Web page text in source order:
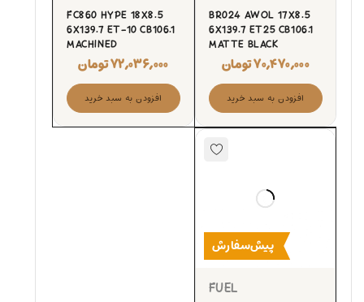
BR024 AWOL 17X8.5
6X139.7 ET25 CB106.1
MATTE BLACK
۷۰,۴۷۰,۰۰۰تومان
افزودن به سبد خرید
FC860 HYPE 18X8.5
6X139.7 ET-10 CB106.1
MACHINED
۷۲,۰۳۶,۰۰۰تومان
افزودن به سبد خرید
پیش‌سفارش
FUEL